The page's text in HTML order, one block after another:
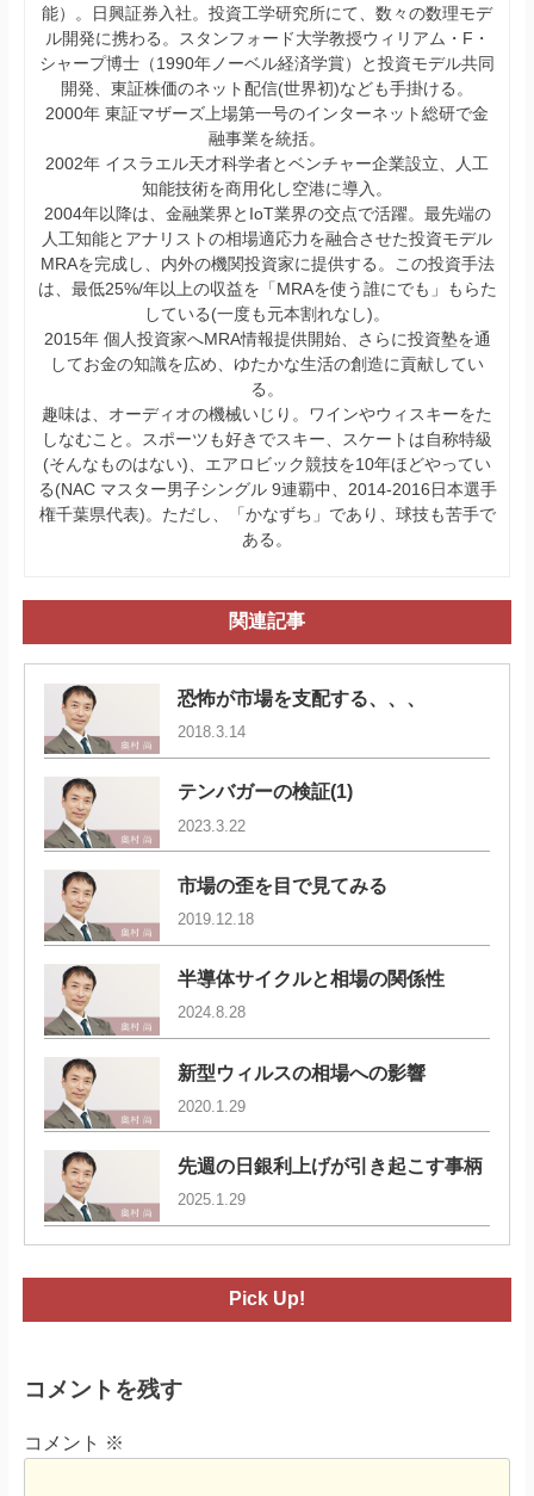
能）。日興証券入社。投資工学研究所にて、数々の数理モデ
ル開発に携わる。スタンフォード大学教授ウィリアム・F・
シャープ博士（1990年ノーベル経済学賞）と投資モデル共同
開発、東証株価のネット配信(世界初)なども手掛ける。
2000年 東証マザーズ上場第一号のインターネット総研で金
融事業を統括。
2002年 イスラエル天才科学者とベンチャー企業設立、人工
知能技術を商用化し空港に導入。
2004年以降は、金融業界とIoT業界の交点で活躍。最先端の
人工知能とアナリストの相場適応力を融合させた投資モデル
MRAを完成し、内外の機関投資家に提供する。この投資手法
は、最低25%/年以上の収益を「MRAを使う誰にでも」もらた
している(一度も元本割れなし)。
2015年 個人投資家へMRA情報提供開始、さらに投資塾を通
してお金の知識を広め、ゆたかな生活の創造に貢献してい
る。
趣味は、オーディオの機械いじり。ワインやウィスキーをた
しなむこと。スポーツも好きでスキー、スケートは自称特級
(そんなものはない)、エアロビック競技を10年ほどやってい
る(NAC マスター男子シングル 9連覇中、2014-2016日本選手
権千葉県代表)。ただし、「かなずち」であり、球技も苦手で
ある。
関連記事
恐怖が市場を支配する、、、
2018.3.14
テンバガーの検証(1)
2023.3.22
市場の歪を目で見てみる
2019.12.18
半導体サイクルと相場の関係性
2024.8.28
新型ウィルスの相場への影響
2020.1.29
先週の日銀利上げが引き起こす事柄
2025.1.29
Pick Up!
コメントを残す
コメント ※